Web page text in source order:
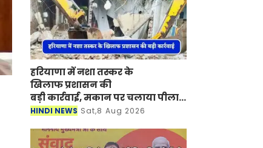
हरियाणा में नशा तस्कर के
खिलाफ प्रशासन की
बड़ी कार्रवाई, मकान पर चलाया पीला
पंजा
HINDI NEWS Sat,8 Aug 2026